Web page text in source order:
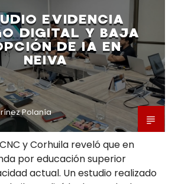
EVIDENCIA
DIGITAL Y BAJA
DE IA EN
NEIVA
Polanía
y Corhuila reveló que en
por educación superior
actual. Un estudio realizado